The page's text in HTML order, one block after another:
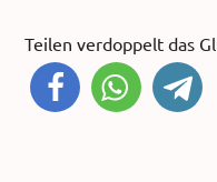
Teilen verdoppelt das